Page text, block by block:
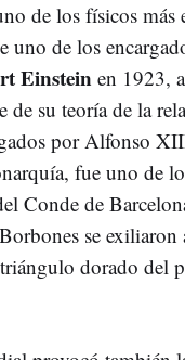
de los físicos más
uno de los
Einstein en 1923,
de su teoría de la
por Alfonso
fue uno de
Conde de
se
dorado del